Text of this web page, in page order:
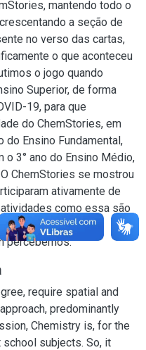
mantendo todo o
a seção de
no verso das cartas,
o que aconteceu
o jogo quando
Superior, de forma
19, para que
do ChemStories, em
do Ensino Fundamental,
o 3° ano do Ensino Médio,
ChemStories se mostrou
ativamente de
como essa são
presente no nosso
percebemos.
require spatial and
predominantly
Chemistry is, for the
subjects. So, it